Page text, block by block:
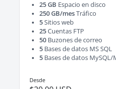
25 GB Espacio en disco
250 GB/mesTráfico
5Sitios web
25Cuentas FTP
50 Buzones de correo
5 Bases de datos MS SQL
5 Bases de datos MySQL/
Desde